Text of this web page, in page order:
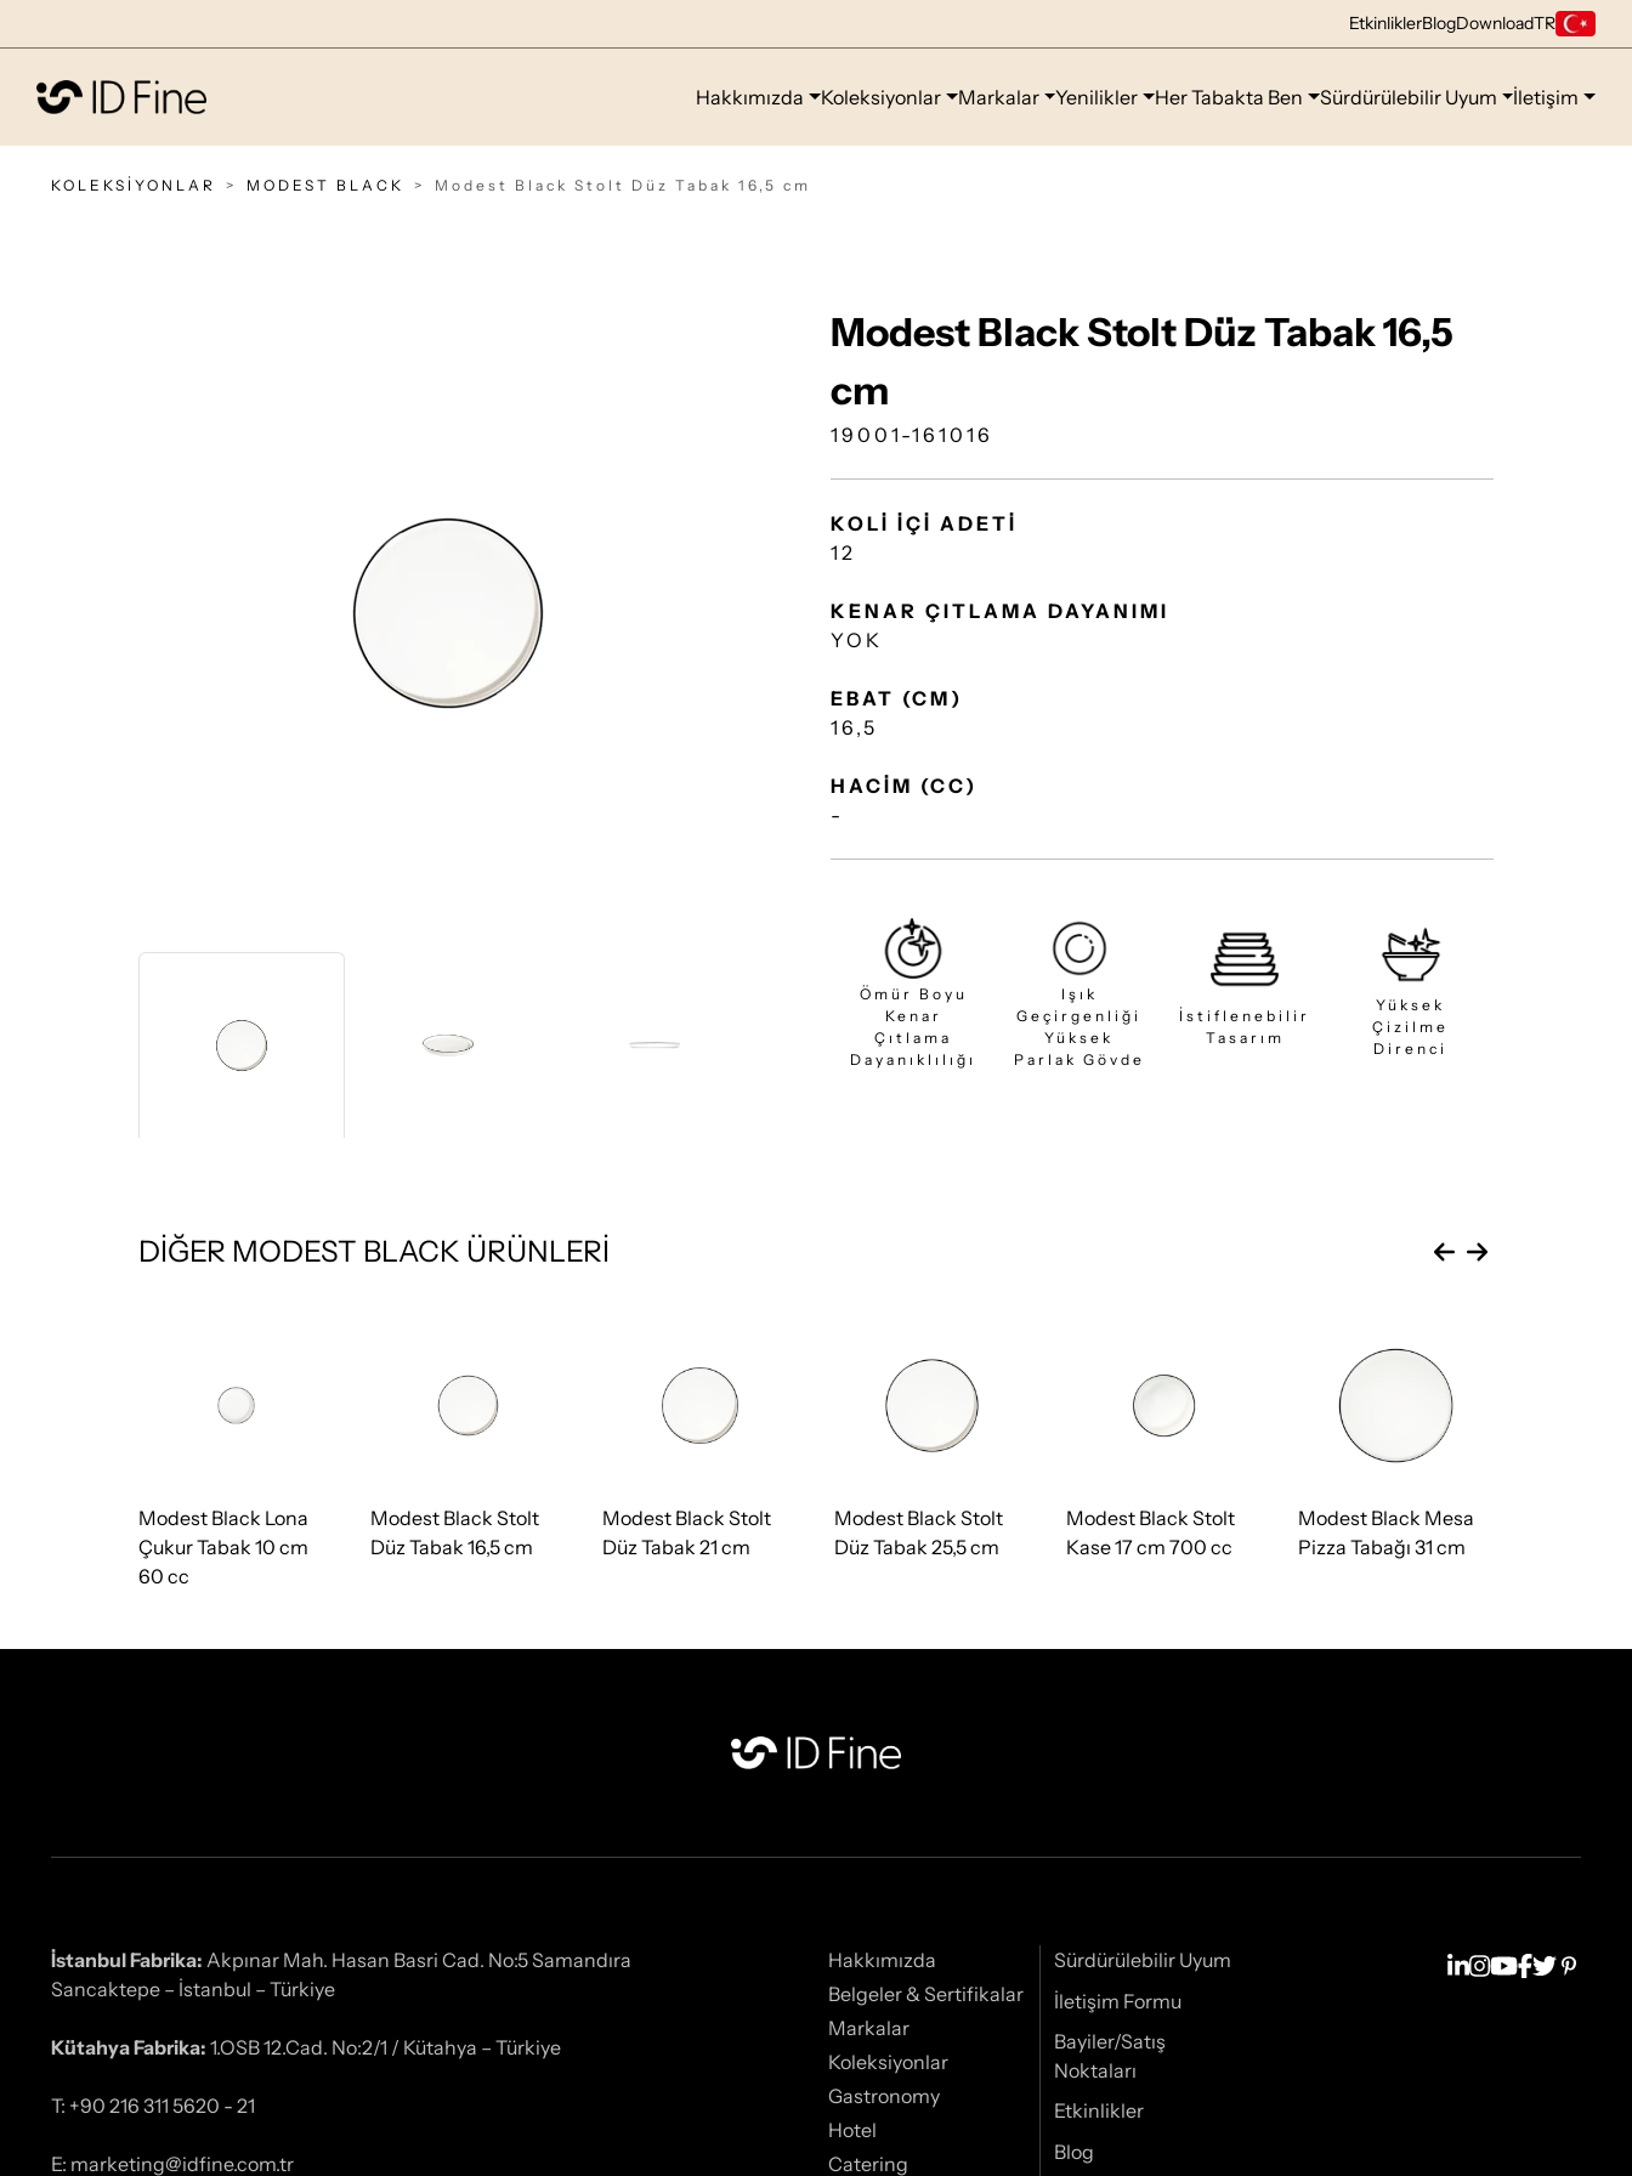
EtkinliklerBlogDownloadTR
Hakkımızda Koleksiyonlar Markalar Yenilikler Her Tabakta Ben Sürdürülebilir Uyum İletişim
KOLEKSİYONLAR MODEST BLACK Modest Black Stolt Düz Tabak 16,5 cm
Modest Black Stolt Düz Tabak 16,5
cm
19001-161016
KOLİ İÇİ ADETİ
12
KENAR ÇITLAMA DAYANIMI
YOK
EBAT (CM)
16,5
HACİM (CC)
-
Ömür Boyu
Kenar
Çıtlama
Dayanıklılığı
Işık
Geçirgenliği
Yüksek
Parlak Gövde
İstiflenebilir
Tasarım
Yüksek
Çizilme
Direnci
DİĞER MODEST BLACK ÜRÜNLERİ
Modest Black Lona
Çukur Tabak 10 cm
60 cc
Modest Black Stolt
Düz Tabak 16,5 cm
Modest Black Stolt
Düz Tabak 21 cm
Modest Black Stolt
Düz Tabak 25,5 cm
Modest Black Stolt
Kase 17 cm 700 cc
Modest Black Mesa
Pizza Tabağı 31 cm
İstanbul Fabrika: Akpınar Mah. Hasan Basri Cad. No:5 Samandıra
Sancaktepe – İstanbul – Türkiye
Kütahya Fabrika: 1.OSB 12.Cad. No:2/1 / Kütahya – Türkiye
T: +90 216 311 5620 - 21
E: marketing@idfine.com.tr
Hakkımızda
Belgeler & Sertifikalar
Markalar
Koleksiyonlar
Gastronomy
Hotel
Catering
Sürdürülebilir Uyum
İletişim Formu
Bayiler/Satış
Noktaları
Etkinlikler
Blog